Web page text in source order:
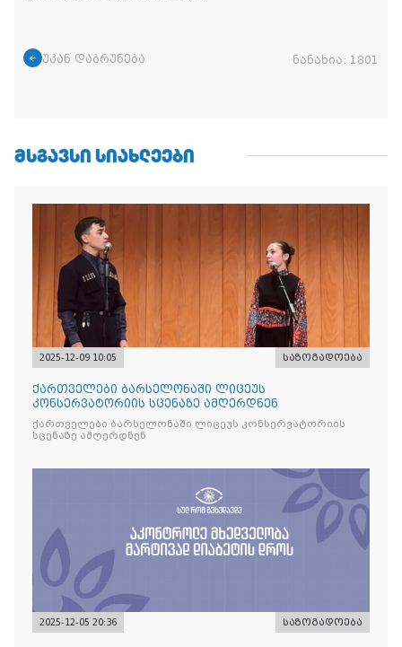
უკან დაბრუნება ნანახია: 1801
ᲛᲡᲒᲐᲕᲡᲘ ᲡᲘᲐᲮᲚᲔᲔᲑᲘ
2025-12-09 10:05 საზოგადოება
ქართველები ბარსელონაში ლიცეუს
კონსერვატორიის სცენაზე ამღერდნენ
ქართველები ბარსელონაში ლიცეუს კონსერვატორიის
სცენაზე ამღერდნენ
2025-12-05 20:36 საზოგადოება